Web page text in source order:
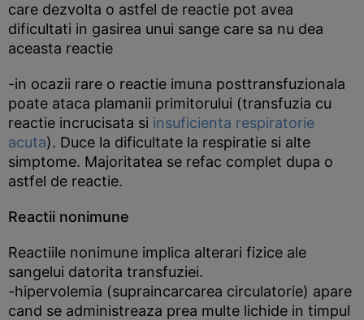
care dezvolta o astfel de reactie pot avea
dificultati in gasirea unui sange care sa nu dea
aceasta reactie
-in ocazii rare o reactie imuna posttransfuzionala
poate ataca plamanii primitorului (transfuzia cu
reactie incrucisata si insuficienta respiratorie
acuta). Duce la dificultate la respiratie si alte
simptome. Majoritatea se refac complet dupa o
astfel de reactie.
Reactii nonimune
Reactiile nonimune implica alterari fizice ale
sangelui datorita transfuziei.
-hipervolemia (supraincarcarea circulatorie) apare
cand se administreaza prea multe lichide in timpul